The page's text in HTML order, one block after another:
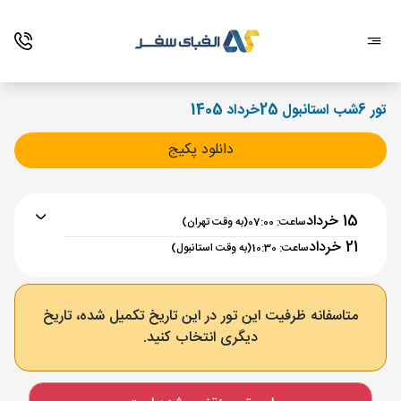
تور 6شب استانبول 25خرداد 1405
دانلود پکیج
15 خرداد ساعت: 07:00 (به وقت تهران)
21 خرداد ساعت: 10:30 (به وقت استانبول)
برنامه رفت :
فرودگاه بین‌المللی امام خمینی IKA
استانبول , فرودگاه جدید استانبول IST
متاسفانه ظرفیت این تور در این تاریخ تکمیل شده، تاریخ
دیگری انتخاب کنید.